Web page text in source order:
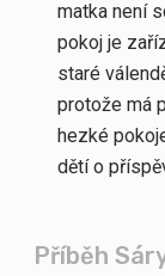
matka není
pokoj je
staré
protože má
hezké
dětí o
Příběh